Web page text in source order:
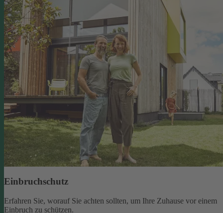
Einbruchschutz
Erfahren Sie, worauf Sie achten sollten, um Ihre Zuhause vor einem
Einbruch zu schützen.